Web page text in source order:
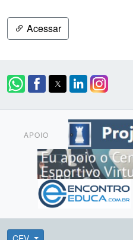
Acessar
APOIO